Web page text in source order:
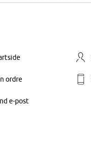
ordre
e-post